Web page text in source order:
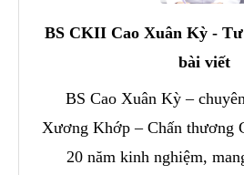
BS CKII Cao Xuân Kỳ - Tư
bài viết
BS Cao Xuân Kỳ –
Xương Khớp – Chấn thương
20 năm kinh nghiệm,